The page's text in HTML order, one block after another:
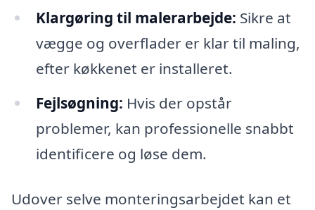
Klargøring til malerarbejde: Sikre at
vægge og overflader er klar til maling,
efter køkkenet er installeret.
Fejlsøgning: Hvis der opstår
problemer, kan professionelle snabbt
identificere og løse dem.
Udover selve monteringsarbejdet kan et